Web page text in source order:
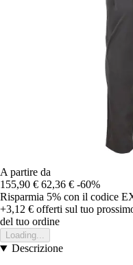
A partire da
155,90 € 62,36 € -60%
Risparmia 5% con il codice
+3,12 € offerti sul tuo
del tuo ordine
Loading...
Descrizione